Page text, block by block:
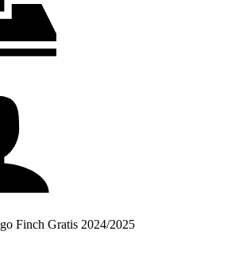
Finch Gratis 2024/2025